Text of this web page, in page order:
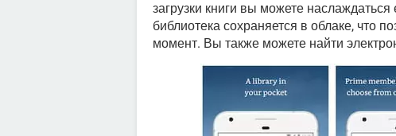
загрузки книги вы можете
библиотека сохраняется в облаке, что
момент. Вы также можете найти